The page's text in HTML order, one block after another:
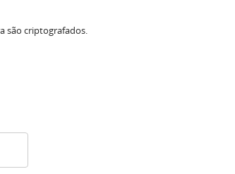
são criptografados.